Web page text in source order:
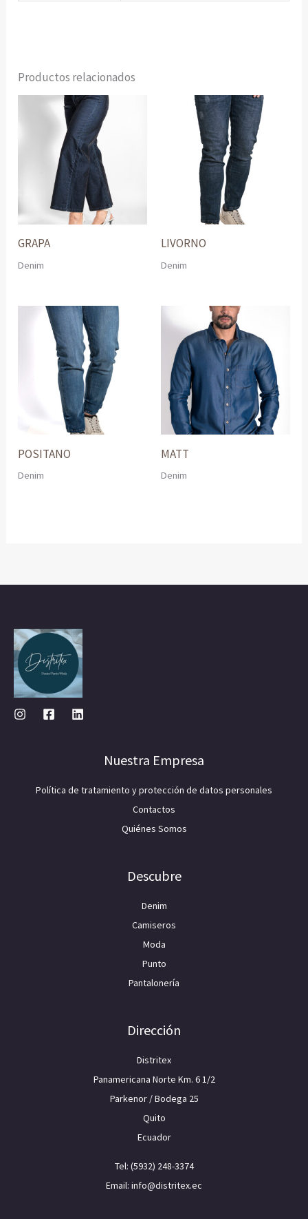
Productos relacionados
GRAPA
Denim
LIVORNO
Denim
POSITANO
Denim
MATT
Denim
Nuestra Empresa
Política de tratamiento y protección de datos personales
Contactos
Quiénes Somos
Descubre
Denim
Camiseros
Moda
Punto
Pantalonería
Dirección
Distritex
Panamericana Norte Km. 6 1/2
Parkenor / Bodega 25
Quito
Ecuador
Tel: (5932) 248-3374
Email: info@distritex.ec